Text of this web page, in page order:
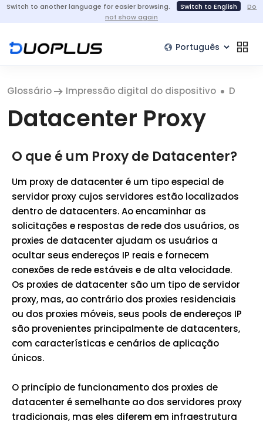
Switch to another language for easier browsing. Switch to English
Do
not show again
Glossário Impressão digital do dispositivo D
Datacenter Proxy
O que é um Proxy de Datacenter?
Um proxy de datacenter é um tipo especial de
servidor proxy cujos servidores estão localizados
dentro de datacenters. Ao encaminhar as
solicitações e respostas de rede dos usuários, os
proxies de datacenter ajudam os usuários a
ocultar seus endereços IP reais e fornecem
conexões de rede estáveis e de alta velocidade.
Os proxies de datacenter são um tipo de servidor
proxy, mas, ao contrário dos proxies residenciais
ou dos proxies móveis, seus pools de endereços IP
são provenientes principalmente de datacenters,
com características e cenários de aplicação
únicos.
O princípio de funcionamento dos proxies de
datacenter é semelhante ao dos servidores proxy
tradicionais, mas eles diferem em infraestrutura